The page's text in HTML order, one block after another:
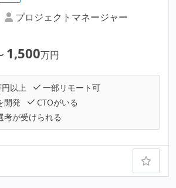
プロジェクトマネージャー
1,500万円
以上
一部リモート可
開発
CTOがいる
考が受けられる